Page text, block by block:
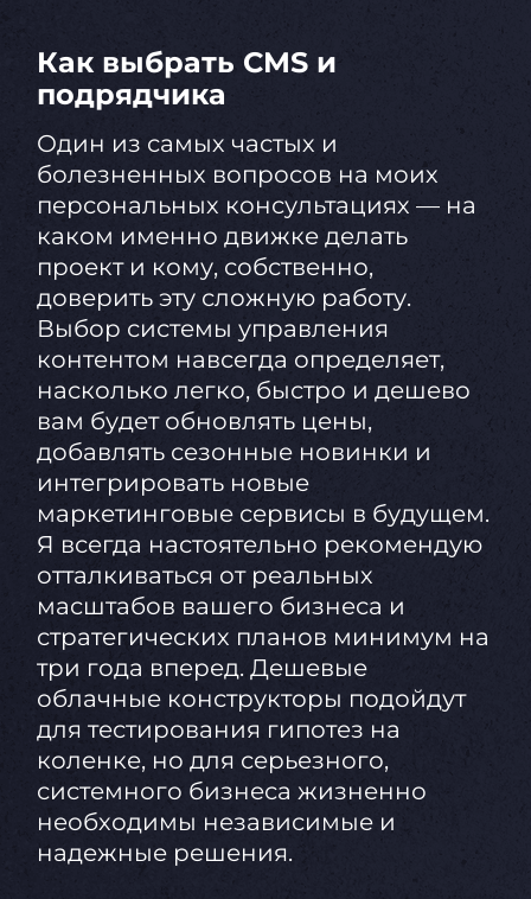
Как выбрать CMS и
подрядчика
Один из самых частых и
болезненных вопросов на моих
персональных консультациях — на
каком именно движке делать
проект и кому, собственно,
доверить эту сложную работу.
Выбор системы управления
контентом навсегда определяет,
насколько легко, быстро и дешево
вам будет обновлять цены,
добавлять сезонные новинки и
интегрировать новые
маркетинговые сервисы в будущем.
Я всегда настоятельно рекомендую
отталкиваться от реальных
масштабов вашего бизнеса и
стратегических планов минимум на
три года вперед. Дешевые
облачные конструкторы подойдут
для тестирования гипотез на
коленке, но для серьезного,
системного бизнеса жизненно
необходимы независимые и
надежные решения.